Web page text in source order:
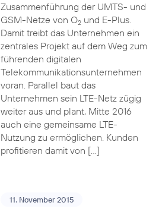
Zusammenführung der UMTS- und
GSM-Netze von O2und E-Plus.
Damit treibt das Unternehmen ein
zentrales Projekt auf dem Weg zum
führenden digitalen
Telekommunikationsunternehmen
voran. Parallel baut das
Unternehmen sein LTE-Netz zügig
weiter aus und plant, Mitte 2016
auch eine gemeinsame LTE-
Nutzung zu ermöglichen. Kunden
profitieren damit von […]
11. November 2015